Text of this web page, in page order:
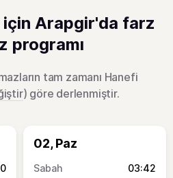
Arapgir'da farz
programı
tam zamanı Hanefi
) göre derlenmiştir.
02, Paz
03:42